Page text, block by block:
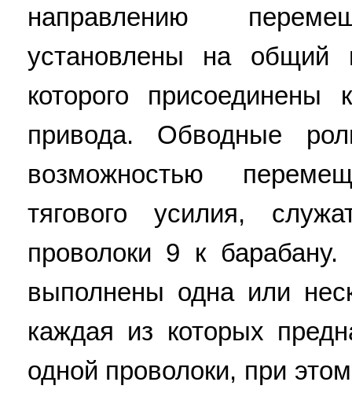
направлению
установлены на общий
которого
привода. Обводные
возможностью
тягового усилия,
проволоки 9 к
выполнены одна или
каждая из которых
одной проволоки, при